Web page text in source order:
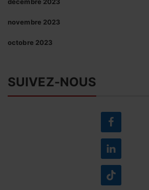
décembre 2023
novembre 2023
octobre 2023
SUIVEZ-NOUS